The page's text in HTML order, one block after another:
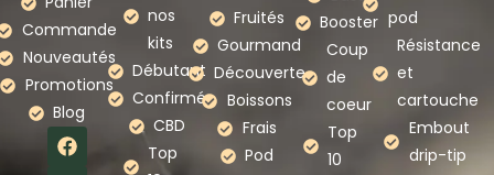
Commande
Nouveautés
Promotions
Blog
nos
kits
Débutant
Confirmé
CBD
Top
Fruités
Gourmand
Découverte
Boissons
Frais
Pod
Booster
Coup
de
coeur
Top
10
pod
Résistance
et
cartouche
Embout
drip-tip